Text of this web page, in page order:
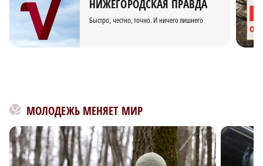
НИЖЕГОРОДСКАЯ ПРАВДА
Быстро, честно, точно. И ничего лишнего
МОЛОДЕЖЬ МЕНЯЕТ МИР